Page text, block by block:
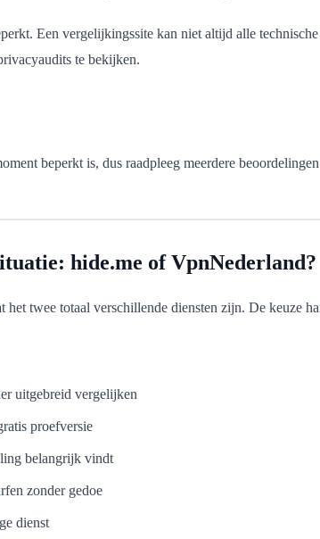
Een vergelijkingssite kan niet altijd alle
te bekijken.
beperkt is, dus raadpleeg meerdere
hide.me of VpnNederland?
twee totaal verschillende diensten zijn. De keuze
uitgebreid vergelijken
proefversie
belangrijk vindt
zonder gedoe
dienst